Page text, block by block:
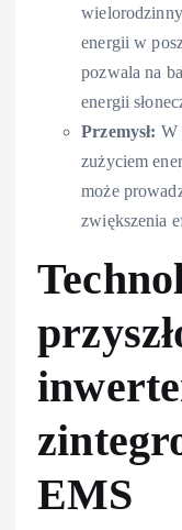
energii w
pozwala na
energii
Przemysł: W
zużyciem
może
zwiększenia
EMS